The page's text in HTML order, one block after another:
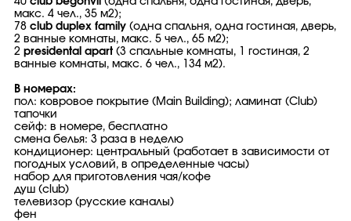
макс. 4 чел., 35 м2);
78 club duplex family (одна спальня, одна гостиная, дверь,
2 ванные комнаты, макс. 5 чел., 65 м2);
2 presidental apart (3 спальные комнаты, 1 гостиная, 2
ванные комнаты, макс. 6 чел., 134 м2).
В номерах:
пол: ковровое покрытие (Main Building); ламинат (Club)
тапочки
сейф: в номере, бесплатно
смена белья: 3 раза в неделю
кондиционер: центральный (работает в зависимости от
погодных условий, в определенные часы)
набор для приготовления чая/кофе
душ (club)
телевизор (русские каналы)
фен